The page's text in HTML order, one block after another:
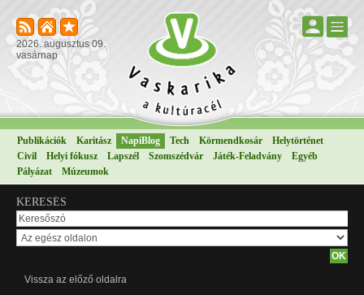
2026. augusztus 09.
vasárnap
Publikációk Karitász NapiBlog Tech Körmendkosár
Helytörténet
Civil
Helyi fókusz Lapszél Szomszédvár Játék-Feladvány
Egyéb
Pályázat
Múzeumok
KERESÉS
Vissza az előző oldalra